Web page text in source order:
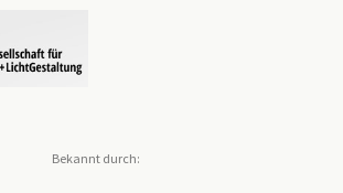
Bekannt durch: